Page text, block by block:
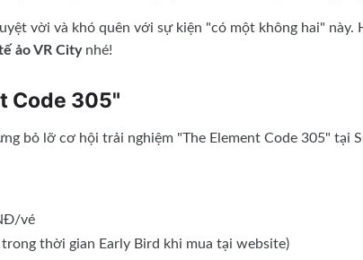
vời và khó quên với sự kiện "có một không hai" này.
ảo VR Citynhé!
Code 305"
bỏ lỡ cơ hội trải nghiệm "The Element Code 305" tại
vé
thời gian Early Bird khi mua tại website)